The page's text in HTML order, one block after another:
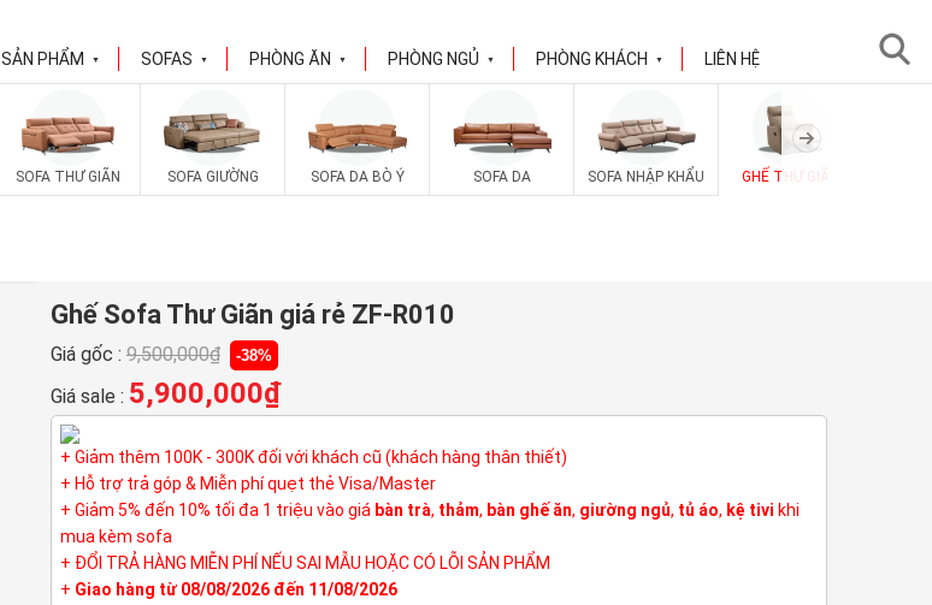
SẢN PHẨM ▼ SOFAS ▼ PHÒNG ĂN ▼ PHÒNG NGỦ ▼ PHÒNG KHÁCH ▼ LIÊN HỆ
SOFA THƯ GIÃN SOFA GIƯỜNG SOFA DA BÒ Ý SOFA DA SOFA NHẬP KHẨU GHẾ THƯ GIÃN
Ghế Sofa Thư Giãn giá rẻ ZF-R010
Giá gốc : 9,500,000₫ -38%
Giá sale : 5,900,000₫
+ Giảm thêm 100K - 300K đối với khách cũ (khách hàng thân thiết)
+ Hỗ trợ trả góp & Miễn phí quẹt thẻ Visa/Master
+ Giảm 5% đến 10% tối đa 1 triệu vào giá bàn trà, thảm, bàn ghế ăn, giường ngủ, tủ áo, kệ tivi khi
mua kèm sofa
+ ĐỔI TRẢ HÀNG MIỄN PHÍ NẾU SAI MẪU HOẶC CÓ LỖI SẢN PHẨM
+ Giao hàng từ 08/08/2026 đến 11/08/2026